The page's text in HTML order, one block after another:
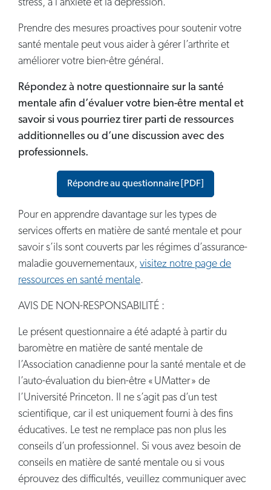
stress, à l’anxiété et la dépression.
Prendre des mesures proactives pour soutenir votre
santé mentale peut vous aider à gérer l’arthrite et
améliorer votre bien-être général.
Répondez à notre questionnaire sur la santé
mentale afin d’évaluer votre bien-être mental et
savoir si vous pourriez tirer parti de ressources
additionnelles ou d’une discussion avec des
professionnels.
Répondre au questionnaire [PDF]
Pour en apprendre davantage sur les types de
services offerts en matière de santé mentale et pour
savoir s’ils sont couverts par les régimes d’assurance-
maladie gouvernementaux, visitez notre page de
ressources en santé mentale.
AVIS DE NON-RESPONSABILITÉ :
Le présent questionnaire a été adapté à partir du
baromètre en matière de santé mentale de
l’Association canadienne pour la santé mentale et de
l’auto-évaluation du bien-être « UMatter » de
l’Université Princeton. Il ne s’agit pas d’un test
scientifique, car il est uniquement fourni à des fins
éducatives. Le test ne remplace pas non plus les
conseils d’un professionnel. Si vous avez besoin de
conseils en matière de santé mentale ou si vous
éprouvez des difficultés, veuillez communiquer avec